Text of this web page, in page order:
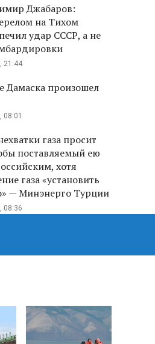
Джабаров:
на Тихом
удар СССР, а не
21:44
Дамаска произошел
08:01
газа просит
поставляемый ею
хотя
газа «установить
— Минэнерго Турции
08:36